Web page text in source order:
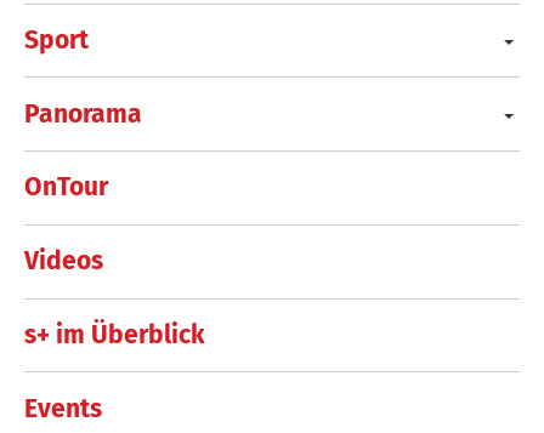
Sport
Panorama
OnTour
Videos
s+ im Überblick
Events